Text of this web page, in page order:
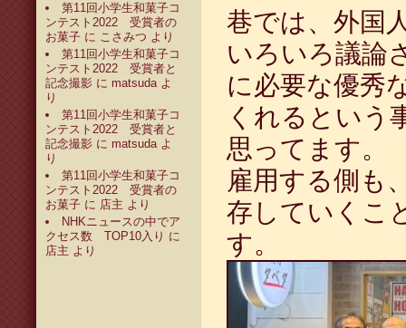
第11回小学生和菓子コ
ンテスト2022 受賞者の
お菓子 に こさみつ より
第11回小学生和菓子コ
ンテスト2022 受賞者と
記念撮影 に matsudaよ
り
第11回小学生和菓子コ
ンテスト2022 受賞者と
記念撮影 に matsudaよ
り
第11回小学生和菓子コ
ンテスト2022 受賞者の
お菓子 に 店主 より
NHKニュースの中でア
クセス数 TOP10入り に
店主 より
巷では、外国
いろいろ議論
に必要な優秀
くれるという
思ってます。
雇用する側も
存していくこ
す。